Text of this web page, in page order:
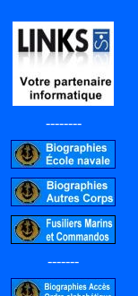
--------
-------